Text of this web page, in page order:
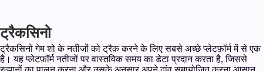
ट्रैकसिनो
ट्रैकसिनो गेम शो के नतीजों को ट्रैक करने के लिए सबसे अच्छे प्लेटफ़ॉर्म में से एक
है। यह प्लेटफ़ॉर्म नतीजों पर वास्तविक समय का डेटा प्रदान करता है, जिससे